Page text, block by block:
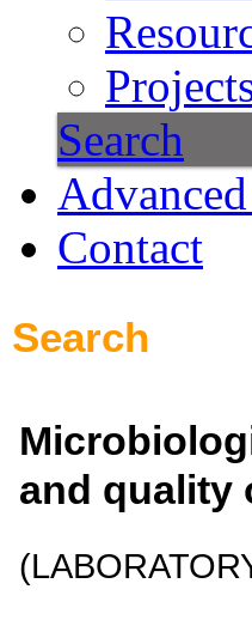
Search
Contact
Search
and quality